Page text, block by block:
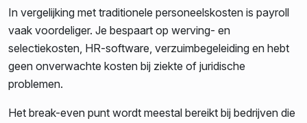
In vergelijking met traditionele personeelskosten is payroll
vaak voordeliger. Je bespaart op werving- en
selectiekosten, HR-software, verzuimbegeleiding en hebt
geen onverwachte kosten bij ziekte of juridische
problemen.
Het break-even punt wordt meestal bereikt bij bedrijven die